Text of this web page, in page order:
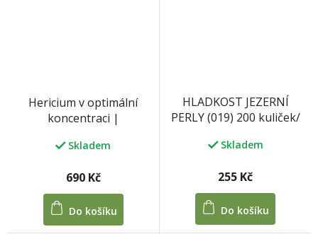
Hericium v optimální
koncentraci |
Skladem
690 Kč
Do košíku
HLADKOST JEZERNÍ
PERLY (019) 200 kuliček/
Skladem
255 Kč
Do košíku